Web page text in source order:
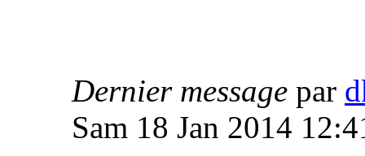
Dernier message par
Sam 18 Jan 2014